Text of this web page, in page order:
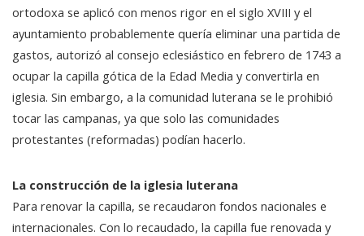
ortodoxa se aplicó con menos rigor en el siglo XVIII y el
ayuntamiento probablemente quería eliminar una partida de
gastos, autorizó al consejo eclesiástico en febrero de 1743 a
ocupar la capilla gótica de la Edad Media y convertirla en
iglesia. Sin embargo, a la comunidad luterana se le prohibió
tocar las campanas, ya que solo las comunidades
protestantes (reformadas) podían hacerlo.
La construcción de la iglesia luterana
Para renovar la capilla, se recaudaron fondos nacionales e
internacionales. Con lo recaudado, la capilla fue renovada y